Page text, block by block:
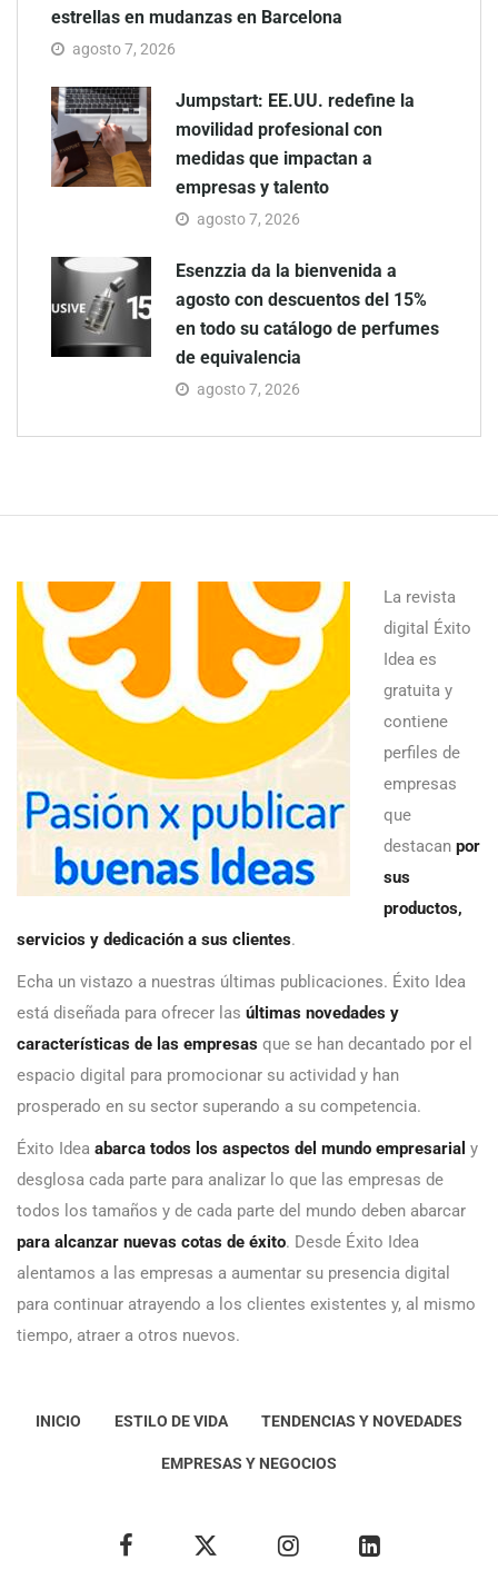
estrellas en mudanzas en Barcelona
agosto 7, 2026
Jumpstart: EE.UU. redefine la
movilidad profesional con
medidas que impactan a
empresas y talento
agosto 7, 2026
Esenzzia da la bienvenida a
agosto con descuentos del 15%
en todo su catálogo de perfumes
de equivalencia
agosto 7, 2026
La revista
digital Éxito
Idea es
gratuita y
contiene
perfiles de
empresas
que
destacan por
sus
productos,
servicios y dedicación a sus clientes.
Echa un vistazo a nuestras últimas publicaciones. Éxito Idea
está diseñada para ofrecer las últimas novedades y
características de las empresas que se han decantado por el
espacio digital para promocionar su actividad y han
prosperado en su sector superando a su competencia.
Éxito Idea abarca todos los aspectos del mundo empresarial y
desglosa cada parte para analizar lo que las empresas de
todos los tamaños y de cada parte del mundo deben abarcar
para alcanzar nuevas cotas de éxito. Desde Éxito Idea
alentamos a las empresas a aumentar su presencia digital
para continuar atrayendo a los clientes existentes y, al mismo
tiempo, atraer a otros nuevos.
INICIO ESTILO DE VIDA TENDENCIAS Y NOVEDADES
EMPRESAS Y NEGOCIOS